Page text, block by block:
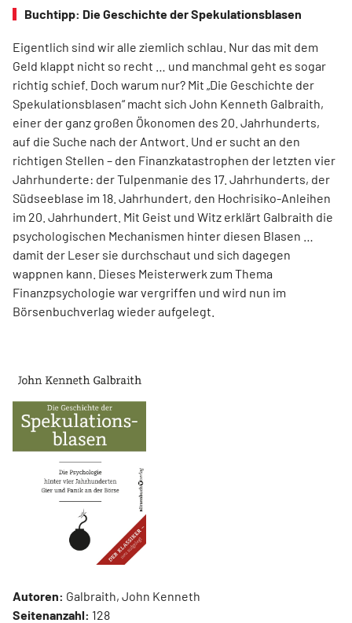
Buchtipp: Die Geschichte der Spekulationsblasen
Eigentlich sind wir alle ziemlich schlau. Nur das mit dem
Geld klappt nicht so recht … und manchmal geht es sogar
richtig schief. Doch warum nur? Mit „Die Geschichte der
Spekulationsblasen“ macht sich John Kenneth Galbraith,
einer der ganz großen Ökonomen des 20. Jahrhunderts,
auf die Suche nach der Antwort. Und er sucht an den
richtigen Stellen – den Finanz­katas­trophen der letzten vier
Jahrhunderte: der Tulpenmanie des 17. Jahrhunderts, der
Südseeblase im 18. Jahrhundert, den Hochrisiko-Anleihen
im 20. Jahrhundert. Mit Geist und Witz erklärt Gal­braith die
psychologischen Mechanismen hinter diesen Blasen …
damit der Leser sie durchschaut und sich dagegen
wappnen kann. Dieses Meisterwerk zum Thema
Finanzpsychologie war vergriffen und wird nun im
Börsenbuchverlag wieder aufgelegt.
Autoren: Galbraith, John Kenneth
Seitenanzahl: 128